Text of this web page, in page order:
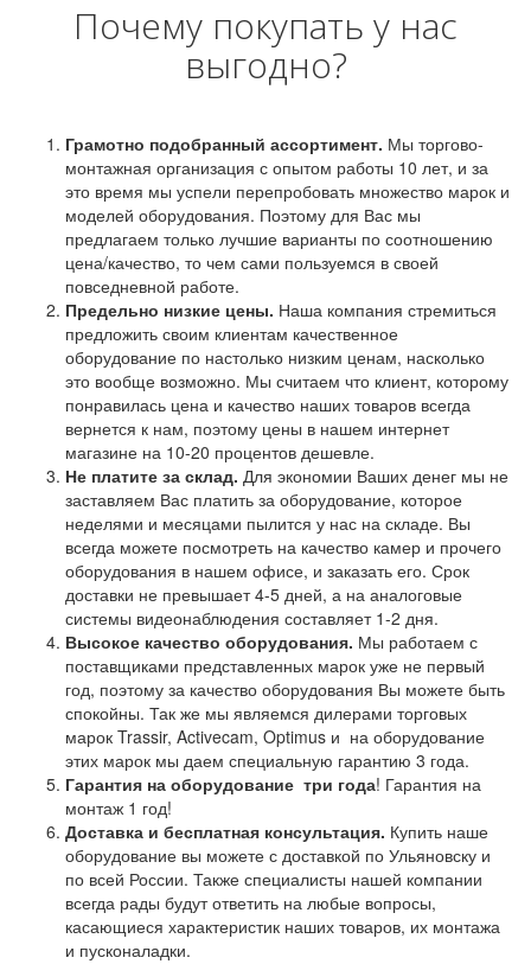
Почему покупать у нас
выгодно?
Грамотно подобранный ассортимент. Мы торгово-
монтажная организация с опытом работы 10 лет, и за
это время мы успели перепробовать множество марок и
моделей оборудования. Поэтому для Вас мы
предлагаем только лучшие варианты по соотношению
цена/качество, то чем сами пользуемся в своей
повседневной работе.
Предельно низкие цены. Наша компания стремиться
предложить своим клиентам качественное
оборудование по настолько низким ценам, насколько
это вообще возможно. Мы считаем что клиент, которому
понравилась цена и качество наших товаров всегда
вернется к нам, поэтому цены в нашем интернет
магазине на 10-20 процентов дешевле.
Не платите за склад. Для экономии Ваших денег мы не
заставляем Вас платить за оборудование, которое
неделями и месяцами пылится у нас на складе. Вы
всегда можете посмотреть на качество камер и прочего
оборудования в нашем офисе, и заказать его. Срок
доставки не превышает 4-5 дней, а на аналоговые
системы видеонаблюдения составляет 1-2 дня.
Высокое качество оборудования. Мы работаем с
поставщиками представленных марок уже не первый
год, поэтому за качество оборудования Вы можете быть
спокойны. Так же мы являемся дилерами торговых
марок Trassir, Activecam, Optimus и на оборудование
этих марок мы даем специальную гарантию 3 года.
Гарантия на оборудование три года! Гарантия на
монтаж 1 год!
Доставка и бесплатная консультация. Купить наше
оборудование вы можете с доставкой по Ульяновску и
по всей России. Также специалисты нашей компании
всегда рады будут ответить на любые вопросы,
касающиеся характеристик наших товаров, их монтажа
и пусконаладки.